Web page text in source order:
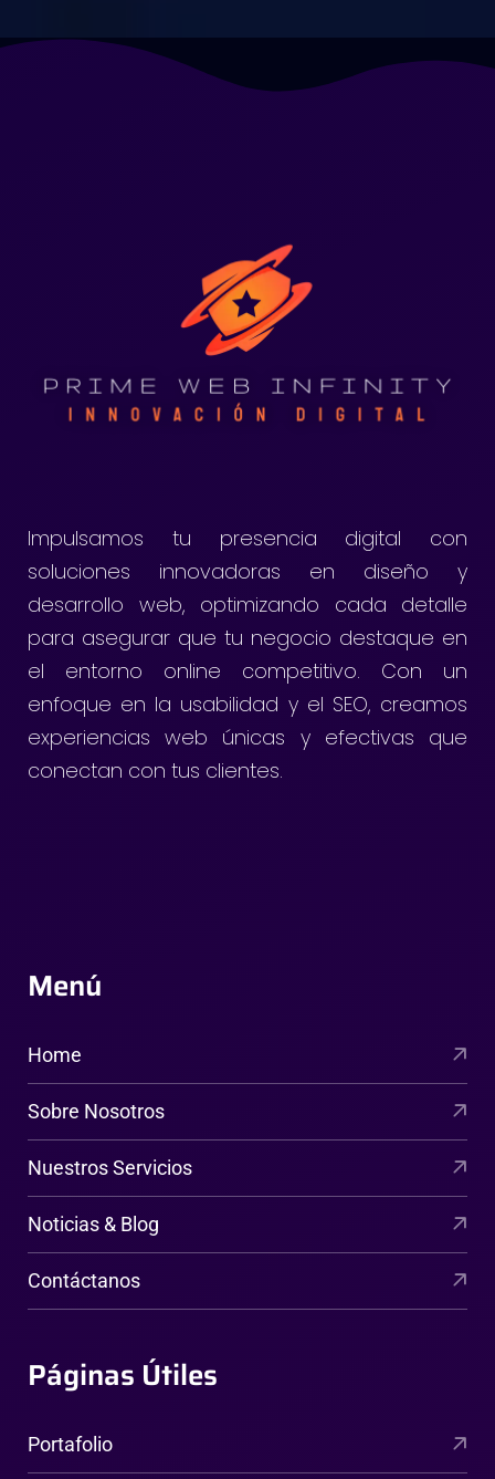
Impulsamos tu presencia digital con
soluciones innovadoras en diseño y
desarrollo web, optimizando cada detalle
para asegurar que tu negocio destaque en
el entorno online competitivo. Con un
enfoque en la usabilidad y el SEO, creamos
experiencias web únicas y efectivas que
conectan con tus clientes.
Menú
Home
Sobre Nosotros
Nuestros Servicios
Noticias & Blog
Contáctanos
Páginas Útiles
Portafolio